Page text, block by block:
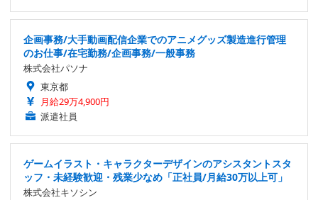
企画事務/大手動画配信企業でのアニメグッズ製造進行管理
のお仕事/在宅勤務/企画事務/一般事務
株式会社パソナ
東京都
月給29万4,900円
派遣社員
ゲームイラスト・キャラクターデザインのアシスタントスタ
ッフ・未経験歓迎・残業少なめ「正社員/月給30万以上可」
株式会社キソシン